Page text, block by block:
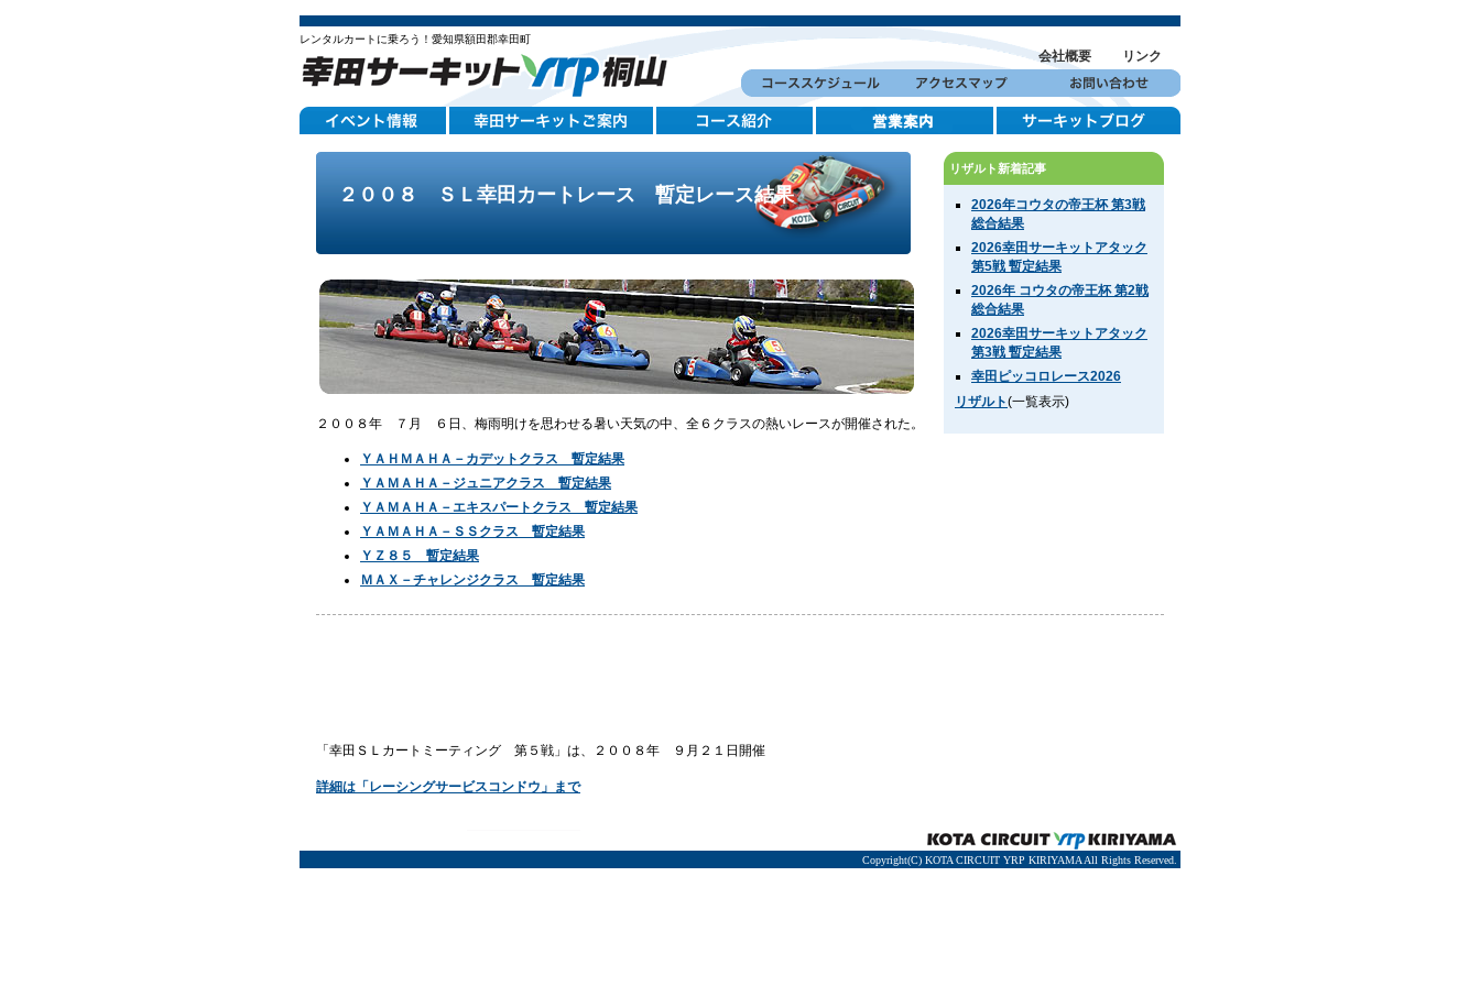
レンタルカートに乗ろう！愛知県額田郡幸田町
リンク
会社概要
リザルト新着記事
2026年コウタの帝王杯 第3戦
総合結果
2026幸田サーキットアタック
第5戦 暫定結果
2026年 コウタの帝王杯 第2戦
総合結果
2026幸田サーキットアタック
第3戦 暫定結果
幸田ピッコロレース2026
リザルト(一覧表示)
２００８ ＳＬ幸田カートレース 暫定レース結果
２００８年 ７月 ６日、梅雨明けを思わせる暑い天気の中、全６クラスの熱いレースが開催された。
ＹＡＨＭＡＨＡ－カデットクラス 暫定結果
ＹＡＭＡＨＡ－ジュニアクラス 暫定結果
ＹＡＭＡＨＡ－エキスパートクラス 暫定結果
ＹＡＭＡＨＡ－ＳＳクラス 暫定結果
ＹＺ８５ 暫定結果
ＭＡＸ－チャレンジクラス 暫定結果
「幸田ＳＬカートミーティング 第５戦」は、２００８年 ９月２１日開催
詳細は「レーシングサービスコンドウ」まで
Copyright(C) KOTA CIRCUIT YRP KIRIYAMA All Rights Reserved.